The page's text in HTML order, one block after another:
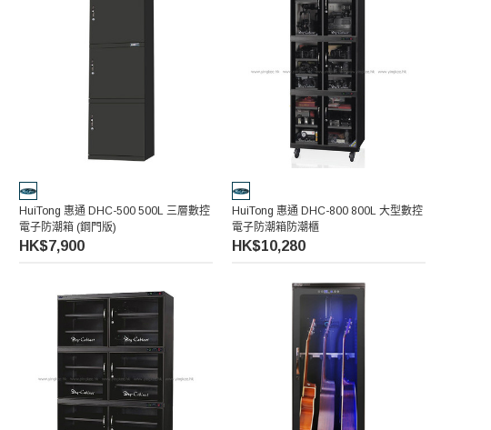
HuiTong 惠通 DHC-500 500L 三層數控
電子防潮箱 (鋼門版)
HK$7,900
HuiTong 惠通 DHC-800 800L 大型數控
電子防潮箱防潮櫃
HK$10,280